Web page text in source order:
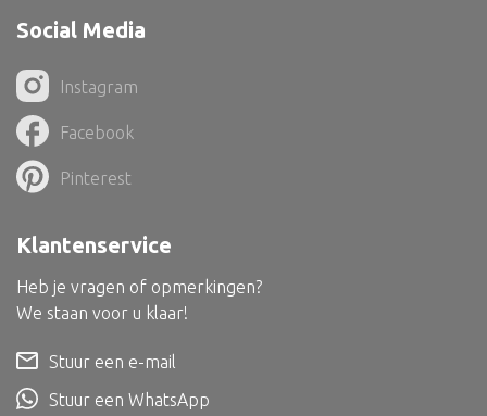
Pot
Dienblad
Mand
Roomdevider
Kussen
Tapijt
Social Media
Instagram
Facebook
Pinterest
Klantenservice
Heb je vragen of opmerkingen?
We staan voor u klaar!
Stuur een e-mail
Stuur een WhatsApp